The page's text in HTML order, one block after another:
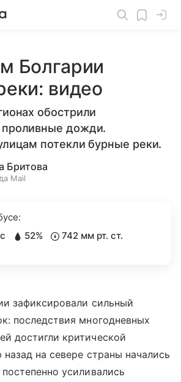
Болгарии
видео
обострили
дожди.
потекли бурные реки.
Бритова
Mail
52%
742 мм рт. ст.
зафиксировали сильный
последствия многодневных
достигли критической
на севере страны начались
усиливались